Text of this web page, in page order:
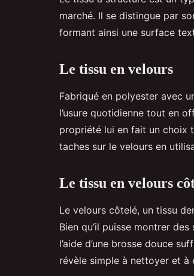
marché. Il se distingue par
formant ainsi une surface
Le tissu en velours
Fabriqué en polyester avec
l’usure quotidienne tout en
propriété lui en fait un choix
taches sur le velours en
Le tissu en velours
Le velours côtelé, un tissu
Bien qu’il puisse montrer
l’aide d’une brosse douce
révèle simple à nettoyer et à